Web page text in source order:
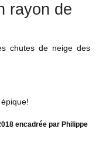
rayon de
chutes de neige des
encadrée par Philippe